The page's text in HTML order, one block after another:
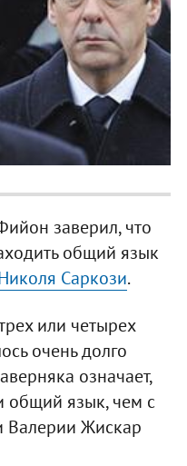
заверил, что
общий язык
Саркози.
или четырех
очень долго
означает,
общий язык, чем с
Валерии Жискар